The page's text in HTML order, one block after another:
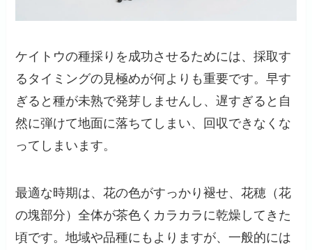
ケイトウの種採りを成功させるためには、採取す
るタイミングの見極めが何よりも重要です。早す
ぎると種が未熟で発芽しませんし、遅すぎると自
然に弾けて地面に落ちてしまい、回収できなくな
ってしまいます。
最適な時期は、花の色がすっかり褪せ、花穂（花
の塊部分）全体が茶色くカラカラに乾燥してきた
頃です。地域や品種にもよりますが、一般的には